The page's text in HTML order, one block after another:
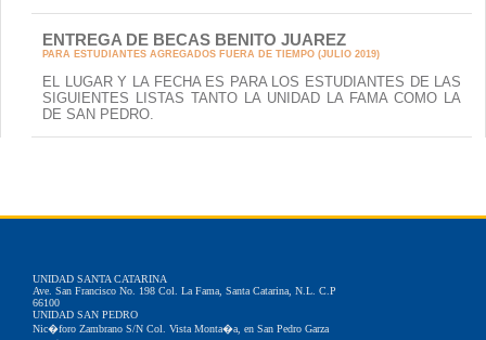
ENTREGA DE BECAS BENITO JUAREZ
PARA ESTUDIANTES AGREGADOS FUERA DE TIEMPO (JULIO 2019)
EL LUGAR Y LA FECHA ES PARA LOS ESTUDIANTES DE LAS
SIGUIENTES LISTAS TANTO LA UNIDAD LA FAMA COMO LA
DE SAN PEDRO.
UNIDAD SANTA CATARINA
Ave. San Francisco No. 198 Col. La Fama, Santa Catarina, N.L. C.P
66100
UNIDAD SAN PEDRO
Nic�foro Zambrano S/N Col. Vista Monta�a, en San Pedro Garza